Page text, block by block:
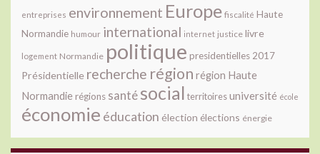
entreprises environnement Europe fiscalité Haute
Normandie humour international internet justice livre
logement Normandie politique presidentielles 2017
Présidentielle recherche région région Haute
Normandie régions santésocial territoiresuniversité école
économie éducation élection élections énergie